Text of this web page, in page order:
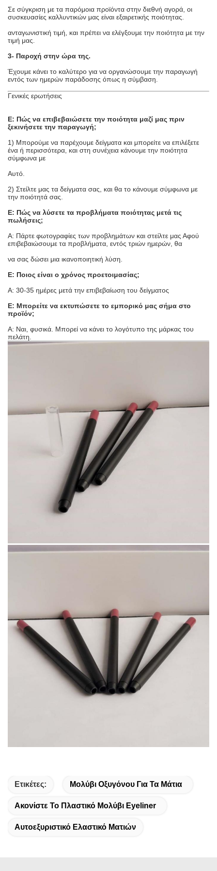
Σε σύγκριση με τα παρόμοια προϊόντα στην διεθνή αγορά, οι
συσκευασίες καλλυντικών μας είναι εξαιρετικής ποιότητας.
ανταγωνιστική τιμή, και πρέπει να ελέγξουμε την ποιότητα με την
τιμή μας.
3- Παροχή στην ώρα της.
Έχουμε κάνει το καλύτερο για να οργανώσουμε την παραγωγή
εντός των ημερών παράδοσης όπως η σύμβαση.
Γενικές ερωτήσεις
Ε: Πώς να επιβεβαιώσετε την ποιότητα μαζί μας πριν
ξεκινήσετε την παραγωγή;
1) Μπορούμε να παρέχουμε δείγματα και μπορείτε να επιλέξετε
ένα ή περισσότερα, και στη συνέχεια κάνουμε την ποιότητα
σύμφωνα με
Αυτό.
2) Στείλτε μας τα δείγματα σας, και θα το κάνουμε σύμφωνα με
την ποιότητά σας.
Ε: Πώς να λύσετε τα προβλήματα ποιότητας μετά τις
πωλήσεις;
Α: Πάρτε φωτογραφίες των προβλημάτων και στείλτε μας Αφού
επιβεβαιώσουμε τα προβλήματα, εντός τριών ημερών, θα
να σας δώσει μια ικανοποιητική λύση.
Ε: Ποιος είναι ο χρόνος προετοιμασίας;
Α: 30-35 ημέρες μετά την επιβεβαίωση του δείγματος
Ε: Μπορείτε να εκτυπώσετε το εμπορικό μας σήμα στο
προϊόν;
Α: Ναι, φυσικά. Μπορεί να κάνει το λογότυπο της μάρκας του
πελάτη.
Ετικέτες: Μολύβι Οξυγόνου Για Τα Μάτια
Ακονίστε Το Πλαστικό Μολύβι Eyeliner
Αυτοεξυριστικό Ελαστικό Ματιών